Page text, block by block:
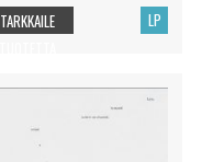
LP
TARKKAILE